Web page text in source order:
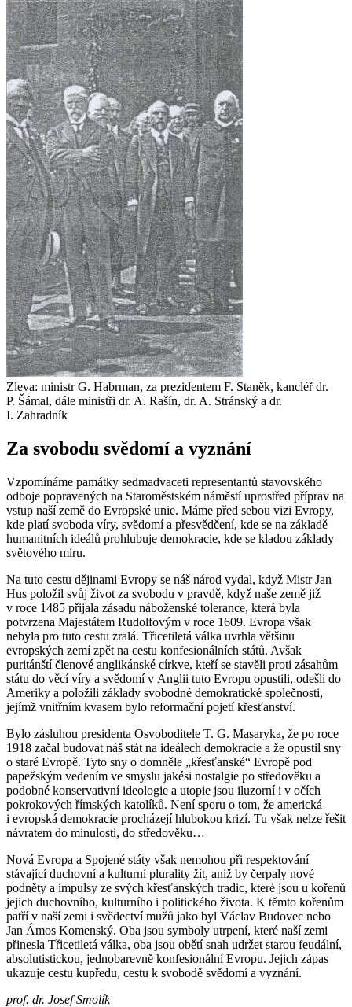
Zleva: ministr G. Habrman, za prezidentem F. Staněk, kancléř dr.
P. Šámal, dále ministři dr. A. Rašín, dr. A. Stránský a dr.
I. Zahradník
Za svobodu svědomí a vyznání
Vzpomínáme památky sedmadvaceti representantů stavovského
odboje popravených na Staroměstském náměstí uprostřed příprav na
vstup naší země do Evropské unie. Máme před sebou vizi Evropy,
kde platí svoboda víry, svědomí a přesvědčení, kde se na základě
humanitních ideálů prohlubuje demokracie, kde se kladou základy
světového míru.
Na tuto cestu dějinami Evropy se náš národ vydal, když Mistr Jan
Hus položil svůj život za svobodu v pravdě, když naše země již
v roce 1485 přijala zásadu náboženské tolerance, která byla
potvrzena Majestátem Rudolfovým v roce 1609. Evropa však
nebyla pro tuto cestu zralá. Třicetiletá válka uvrhla většinu
evropských zemí zpět na cestu konfesionálních států. Avšak
puritánští členové anglikánské církve, kteří se stavěli proti zásahům
státu do věcí víry a svědomí v Anglii tuto Evropu opustili, odešli do
Ameriky a položili základy svobodné demokratické společnosti,
jejímž vnitřním kvasem bylo reformační pojetí křesťanství.
Bylo zásluhou presidenta Osvoboditele T. G. Masaryka, že po roce
1918 začal budovat náš stát na ideálech demokracie a že opustil sny
o staré Evropě. Tyto sny o domněle „křesťanské“ Evropě pod
papežským vedením ve smyslu jakési nostalgie po středověku a
podobné konservativní ideologie a utopie jsou iluzorní i v očích
pokrokových římských katolíků. Není sporu o tom, že americká
i evropská demokracie procházejí hlubokou krizí. Tu však nelze řešit
návratem do minulosti, do středověku…
Nová Evropa a Spojené státy však nemohou při respektování
stávající duchovní a kulturní plurality žít, aniž by čerpaly nové
podněty a impulsy ze svých křesťanských tradic, které jsou u kořenů
jejich duchovního, kulturního i politického života. K těmto kořenům
patří v naší zemi i svědectví mužů jako byl Václav Budovec nebo
Jan Ámos Komenský. Oba jsou symboly utrpení, které naší zemi
přinesla Třicetiletá válka, oba jsou obětí snah udržet starou feudální,
absolutistickou, jednobarevně konfesionální Evropu. Jejich zápas
ukazuje cestu kupředu, cestu k svobodě svědomí a vyznání.
prof. dr. Josef Smolík